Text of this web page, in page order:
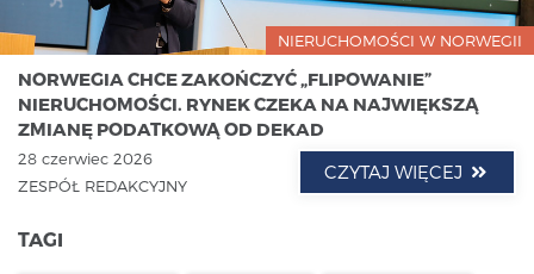
NIERUCHOMOŚCI W NORWEGII
NORWEGIA CHCE ZAKOŃCZYĆ „FLIPOWANIE”
NIERUCHOMOŚCI. RYNEK CZEKA NA NAJWIĘKSZĄ
ZMIANĘ PODATKOWĄ OD DEKAD
28 czerwiec 2026
ZESPÓŁ REDAKCYJNY
CZYTAJ WIĘCEJ
TAGI